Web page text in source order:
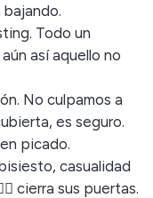
Todo un
así aquello no
No culpamos a
es seguro.
picado.
casualidad
cierra sus puertas.